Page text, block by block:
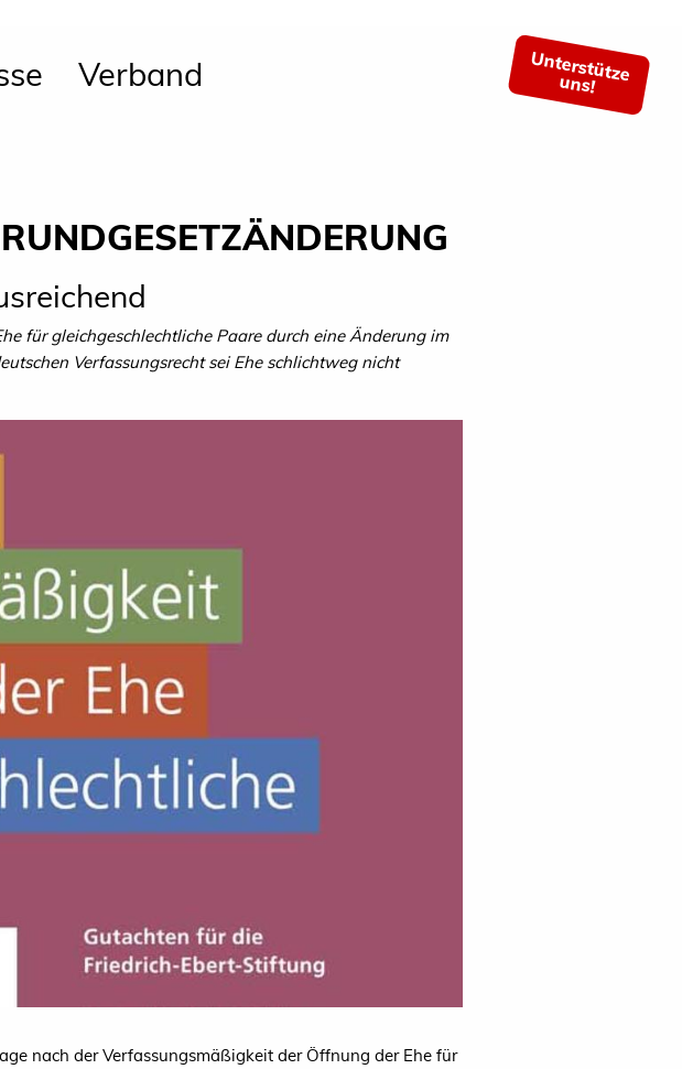
Verband Unterstütze
uns!
für gleichgeschlechtliche Paare durch eine Änderung im
Verfassungsrecht sei Ehe schlichtweg nicht
nach der Verfassungsmäßigkeit der Öffnung der Ehe für